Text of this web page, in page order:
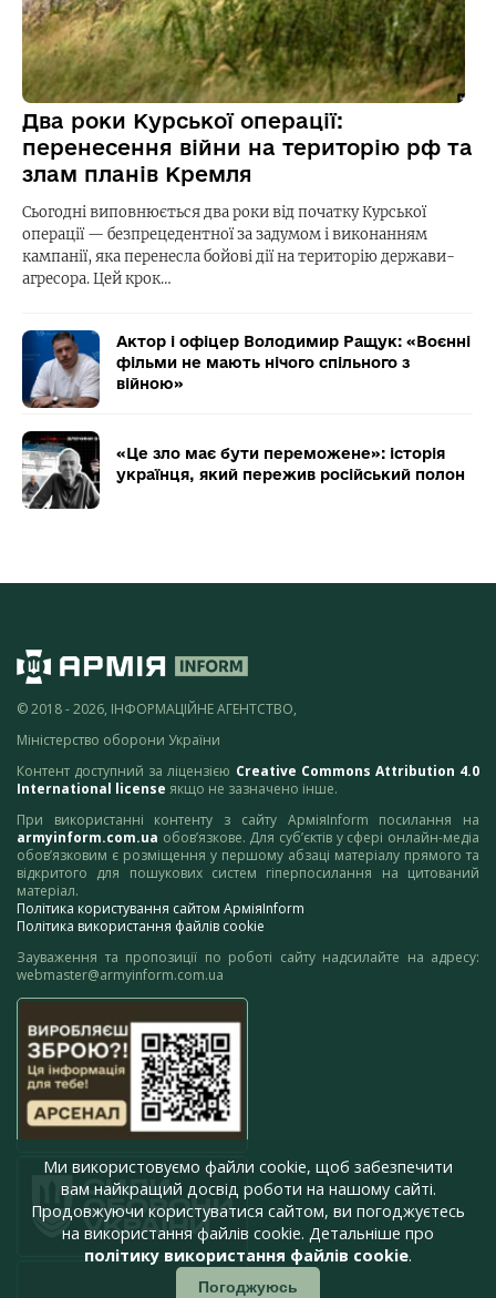
Два роки Курської операції:
перенесення війни на територію рф та
злам планів Кремля
Сьогодні виповнюється два роки від початку Курської
операції — безпрецедентної за задумом і виконанням
кампанії, яка перенесла бойові дії на територію держави-
агресора. Цей крок…
Актор і офіцер Володимир Ращук: «Воєнні
фільми не мають нічого спільного з
війною»
«Це зло має бути переможене»: історія
українця, який пережив російський полон
© 2018 - 2026, ІНФОРМАЦІЙНЕ АГЕНТСТВО,
Міністерство оборони України
Контент доступний за ліцензією Creative Commons Attribution 4.0
International license якщо не зазначено інше.
При використанні контенту з сайту АрміяInform посилання на
armyinform.com.ua обов’язкове. Для суб’єктів у сфері онлайн-медіа
обов’язковим є розміщення у першому абзаці матеріалу прямого та
відкритого для пошукових систем гіперпосилання на цитований
матеріал.
Політика користування сайтом АрміяInform
Політика використання файлів cookie
Зауваження та пропозиції по роботі сайту надсилайте на адресу:
webmaster@armyinform.com.ua
Ми використовуємо файли cookie, щоб забезпечити
вам найкращий досвід роботи на нашому сайті.
Продовжуючи користуватися сайтом, ви погоджуєтесь
на використання файлів cookie. Детальніше про
політику використання файлів cookie.
Погоджуюсь